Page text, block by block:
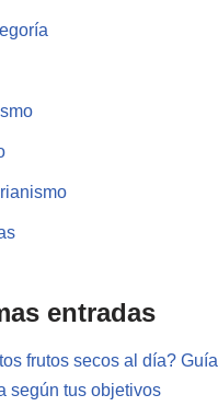
entradas
frutos secos al día? Guía
según tus objetivos